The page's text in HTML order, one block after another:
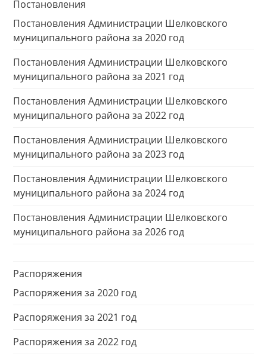
Постановления
Постановления Администрации Шелковского
муниципального района за 2020 год
Постановления Администрации Шелковского
муниципального района за 2021 год
Постановления Администрации Шелковского
муниципального района за 2022 год
Постановления Администрации Шелковского
муниципального района за 2023 год
Постановления Администрации Шелковского
муниципального района за 2024 год
Постановления Администрации Шелковского
муниципального района за 2026 год
Распоряжения
Распоряжения за 2020 год
Распоряжения за 2021 год
Распоряжения за 2022 год